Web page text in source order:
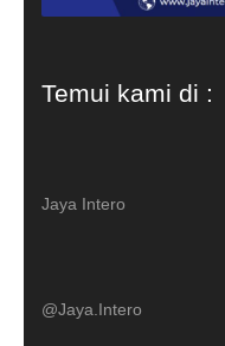
Temui kami di :
Jaya Intero
@Jaya.Intero